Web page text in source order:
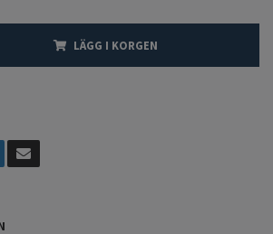
LÄGG I KORGEN